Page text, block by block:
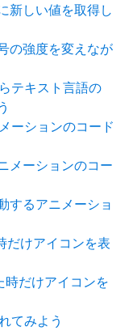
新しい値を取得し
の強度を変えなが
テキスト言語の
ーションのコード
メーションのコー
するアニメーショ
だけアイコンを表
だけアイコンを
てみよう